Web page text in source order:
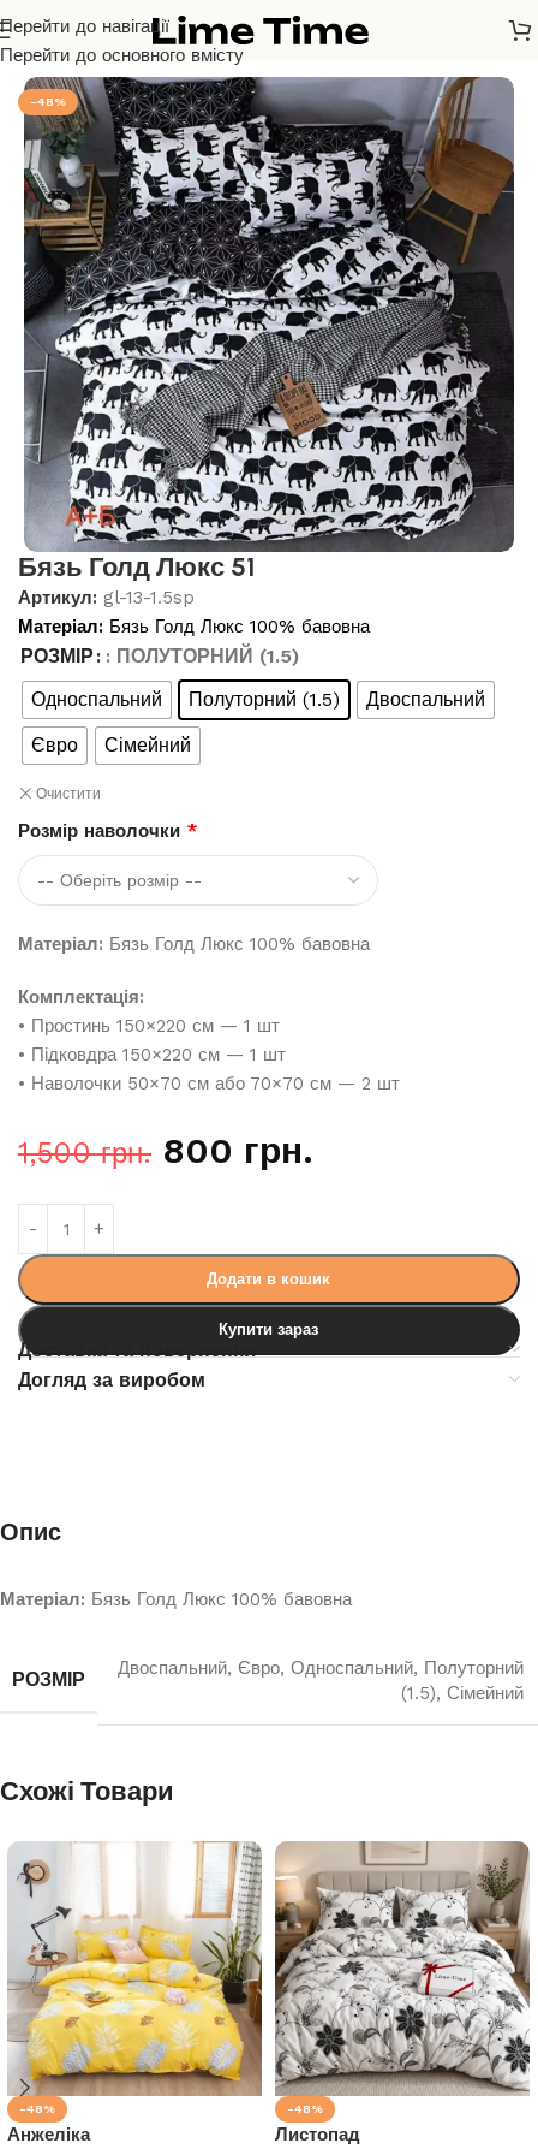
Перейти до навігації
Перейти до основного вмісту
Головна/Бязь Голд Люкс
-48%
Бязь Голд Люкс 51
Артикул: gl-13-1.5sp
Матеріал: Бязь Голд Люкс 100% бавовна
РОЗМІР
: ПОЛУТОРНИЙ (1.5)
Односпальний
Полуторний (1.5)
Двоспальний
Євро
Сімейний
Очистити
Розмір наволочки *
Матеріал: Бязь Голд Люкс 100% бавовна
Комплектація:
• Простинь 150×220 см — 1 шт
• Підковдра 150×220 см — 1 шт
• Наволочки 50×70 см або 70×70 см — 2 шт
1,500грн. 800 грн.
Додати в кошик
Купити зараз
Доставка та повернення
Догляд за виробом
Опис
Матеріал: Бязь Голд Люкс 100% бавовна
РОЗМІР
Двоспальний, Євро, Односпальний, Полуторний
(1.5), Сімейний
Схожі Товари
-48%
Анжеліка
-48%
Листопад